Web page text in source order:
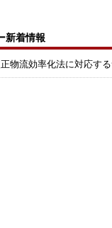
新着情報
物流効率化法に対応す